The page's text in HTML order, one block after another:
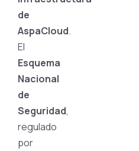
de
AspaCloud.
El
Esquema
Nacional
de
Seguridad,
regulado
por